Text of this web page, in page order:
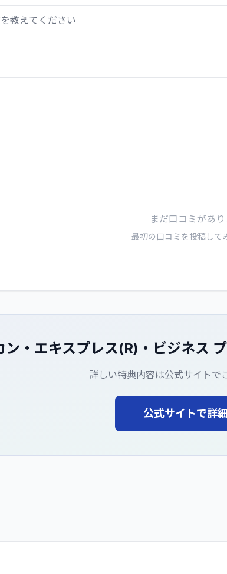
まだ口コミがあ
最初の口コミを投稿して
ン・エキスプレス(R)・ビジネス
詳しい特典内容は公式サイトで
公式サイトで詳